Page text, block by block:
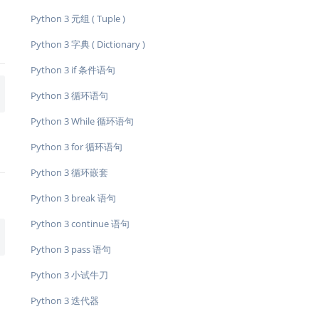
Python 3 元组 ( Tuple )
Python 3 字典 ( Dictionary )
Python 3 if 条件语句
Python 3 循环语句
Python 3 While 循环语句
Python 3 for 循环语句
Python 3 循环嵌套
Python 3 break 语句
Python 3 continue 语句
Python 3 pass 语句
Python 3 小试牛刀
Python 3 迭代器